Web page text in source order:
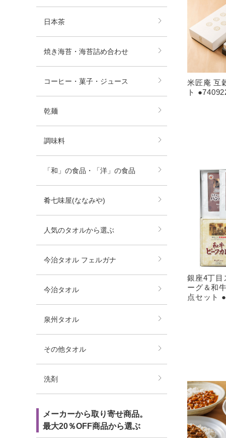
米匠庵 互
ト
銀座4丁目
ーグ＆和
点セット
日本茶
焼き海苔・海苔詰め合わせ
コーヒー・菓子・ジュース
乾麺
調味料
「和」の食品・「洋」の食品
肴七味屋(ななみや)
人気のタオルから選ぶ
今治タオル フェルガナ
今治タオル
泉州タオル
その他タオル
洗剤
メーカーから取り寄せ商品。
最大20％OFF商品から選ぶ